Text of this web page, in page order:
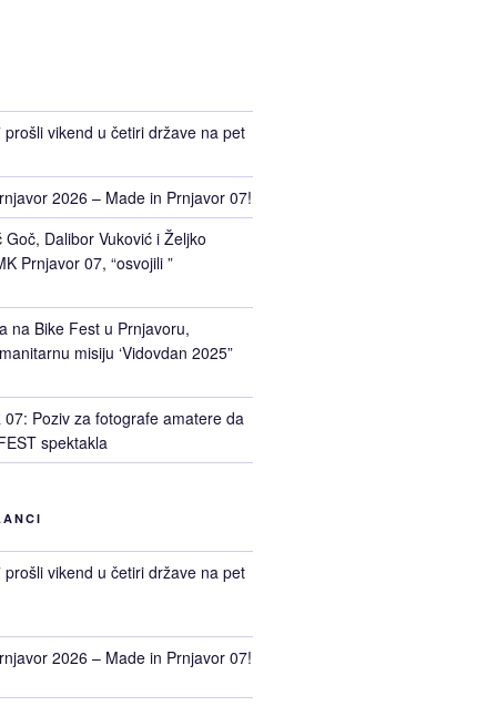
prošli vikend u četiri države na pet
2026 – Made in Prnjavor 07!
Dalibor Vuković i Željko
Prnjavor 07, “osvojili ”
na Bike Fest u Prnjavoru,
misiju ‘Vidovdan 2025”
07: Poziv za fotografe amatere da
spektakla
prošli vikend u četiri države na pet
2026 – Made in Prnjavor 07!